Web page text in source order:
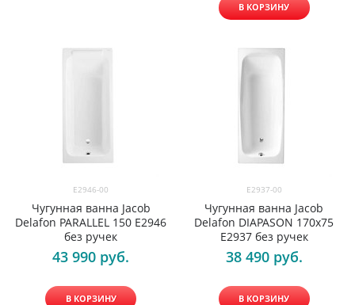
В КОРЗИНУ
E2946-00
Чугунная ванна Jacob
Delafon PARALLEL 150 E2946
без ручек
43 990 руб.
В КОРЗИНУ
E2937-00
Чугунная ванна Jacob
Delafon DIAPASON 170x75
E2937 без ручек
38 490 руб.
В КОРЗИНУ